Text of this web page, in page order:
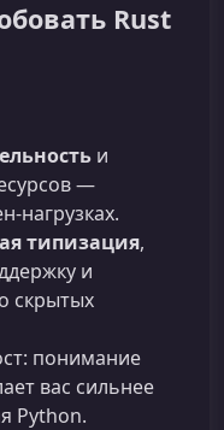
Rust
и
—
типизация,
и
скрытых
понимание
вас сильнее
Python.